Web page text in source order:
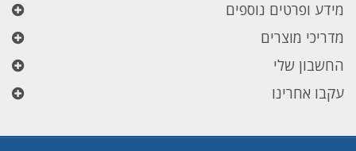
מידע ופרטים נוספים
מדריכי מוצרים
החשבון שלי
עקבו אחרינו